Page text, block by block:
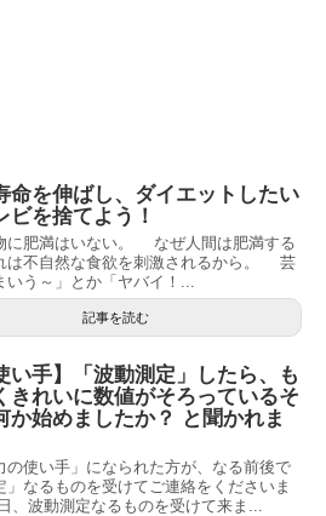
命を伸ばし、ダイエットしたい
ビを捨てよう！
に肥満はいない。 なぜ人間は肥満する
は不自然な食欲を刺激されるから。 芸
いう～」とか「ヤバイ！...
記事を読む
い手】「波動測定」したら、も
きれいに数値がそろっているそ
か始めましたか？ と聞かれま
の使い手」になられた方が、なる前後で
」なるものを受けてご連絡をくださいま
、波動測定なるものを受けて来ま...